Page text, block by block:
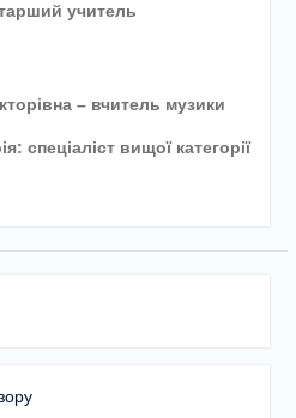
учитель
– вчитель музики
спеціаліст вищої категорії